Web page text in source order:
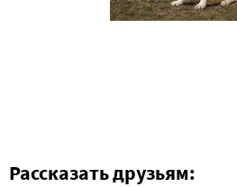
Рассказать друзьям: